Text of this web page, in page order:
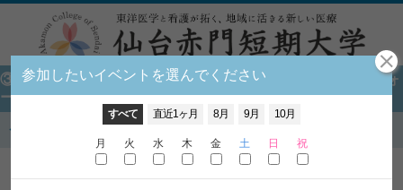
③【鍼灸手技療法学科 個別相談会(ZOOM開催)】申し込みフォ
ーム
参加したいイベントを選んでください
すべて 直近1ヶ月 8月 9月 10月
月 火 水 木 金 土 日 祝
開催時間を選んでください
イベント選択に戻る